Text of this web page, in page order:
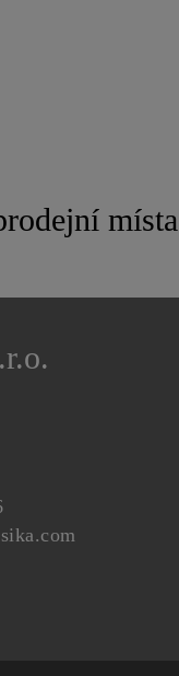
místa